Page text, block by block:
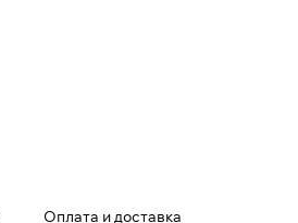
Оплата и доставка